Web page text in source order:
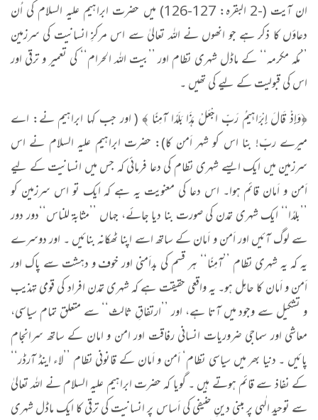
ان آیت (-2 البقرہ: 127-126) میں حضرت ابراہیم علیہ السلام کی اُن
دعاؤں کا ذکر ہے جو انھوں نے اللہ تعالیٰ سے اس مرکزِ انسانیت کی سرزمین
’’مکہ مکرمہ‘‘ کے ماڈل شہری نظام اور ’’بیت اللہ الحرام‘‘ کی تعمیر و ترقی اور
اس کی قبولیت کے لیے کی تھیں ۔
﴿وَإِذْ قَالَ إِبْرَاهِيمُ رَبِّ اجْعَلْ هَذَا بَلَدًا آمِنًا ﴾ ( اور جب کہا ابراہیم نے: اے
میرے ربّ! بنا اس کو شہر اَمن کا): حضرت ابراہیم علیہ السلام نے اس
سرزمین میں ایک ایسے شہری نظام کی دعا فرمائی کہ جس میں انسانیت کے لیے
اَمن و اَمان قائم ہوا۔ اس دعا کی معنویت یہ ہے کہ ایک تو اس سرزمین کو
’’بلدًا‘‘ ایک شہری تمدن کی صورت بنا دیا جائے، جہاں ’’مثابۃ للناس‘‘دور دور
سے لوگ آئیں اور اَمن و اَمان کے ساتھ اسے اپنا ٹھکانہ بنائیں ۔ اور دوسرے
یہ کہ یہ شہری نظام ’’آمِنًا‘‘ ہر قسم کی بداَمنی اور خوف و دہشت سے پاک اور
اَمن و اَمان کا حامِل ہو۔ یہ واقعی حقیقت ہے کہ شہری تمدن افراد کی قومی تہذیب
و تشکیل سے وجود میں آتا ہے، اور ’’ارتفاقِ ثالث‘‘ سے متعلق تمام سیاسی،
معاشی اور سماجی ضروریات انسانی رفاقت اور امن و امان کے ساتھ سرانجام
پائیں ۔ دنیا بھر میں سیاسی نظام‘ اَمن و اَمان کے قانونی نظام ’’لاء اینڈ آرڈر‘‘
کے نفاذ سے قائم ہوتے ہیں ۔ گویا کہ حضرت ابراہیم علیہ السلام نے اللہ تعالیٰ
سے توحیدِ الٰہی پر مبنی دینِ حنیفی کی اَساس پر انسانیت کی ترقی کا ایک ماڈل شہری